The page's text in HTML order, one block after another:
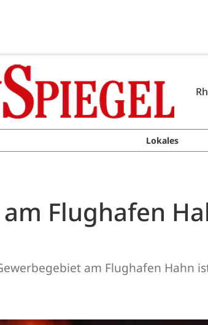
Lokales
Flughafen
am Flughafen Hahn